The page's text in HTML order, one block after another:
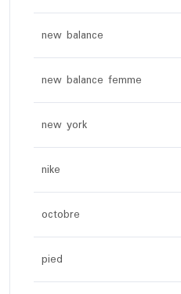
new balance
new balance femme
new york
nike
octobre
pied